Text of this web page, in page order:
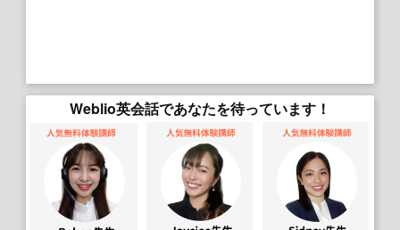
Weblio英会話であなたを待っています！